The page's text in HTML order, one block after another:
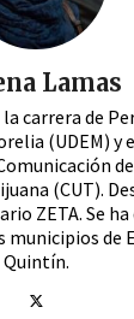
Lamas
carrera de
(UDEM) y
(CUT).
ZETA. Se
de
Quintín.